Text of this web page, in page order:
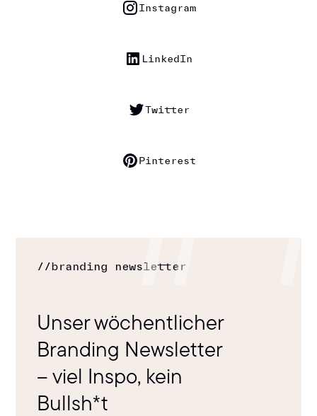
Instagram
LinkedIn
Twitter
Pinterest
//branding newsletter
Unser wöchentlicher
Branding Newsletter
– viel Inspo, kein
Bullsh*t